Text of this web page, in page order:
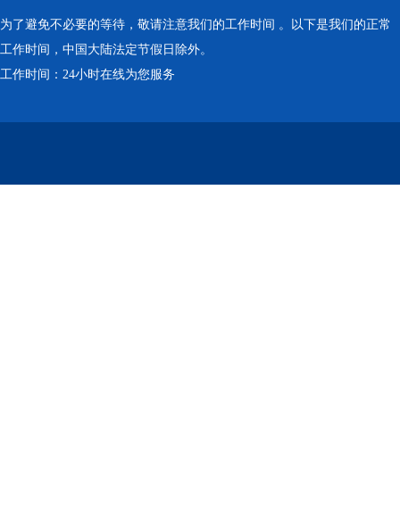
为了避免不必要的等待，敬请注意我们的工作时间 。以下是我们的正常
工作时间，中国大陆法定节假日除外。
工作时间：24小时在线为您服务